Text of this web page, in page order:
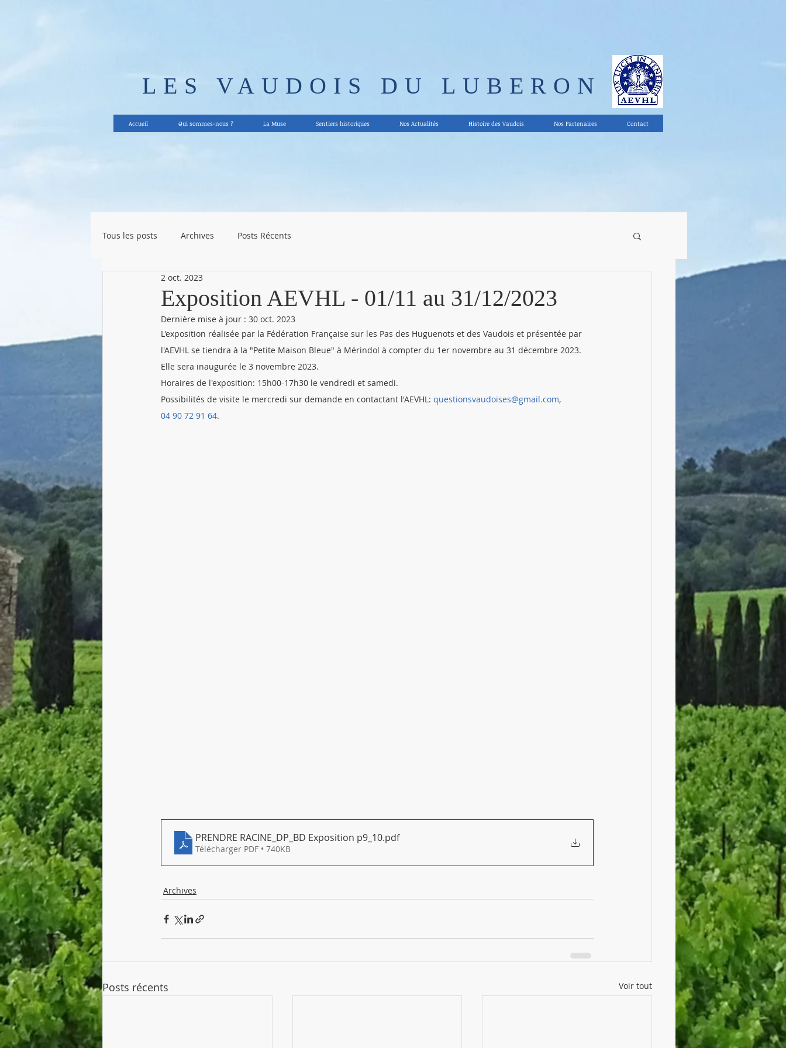
LES VAUDOIS DU LUBERON
Accueil Qui sommes-nous ? La Muse Sentiers historiques Nos Actualités Histoire des Vaudois Nos Partenaires Contact
Tous les posts Archives Posts Récents
Exposition AEVHL - 01/11 au 31/12/2023
2 oct. 2023
Dernière mise à jour : 30 oct. 2023
L'exposition réalisée par la Fédération Française sur les Pas des Huguenots et des Vaudois et présentée par
l'AEVHL se tiendra à la "Petite Maison Bleue" à Mérindol à compter du 1er novembre au 31 décembre 2023.
Elle sera inaugurée le 3 novembre 2023.
Horaires de l'exposition: 15h00-17h30 le vendredi et samedi.
Possibilités de visite le mercredi sur demande en contactant l'AEVHL: questionsvaudoises@gmail.com,
04 90 72 91 64.
PRENDRE RACINE_DP_BD Exposition p9_10.pdf
Télécharger PDF • 740KB
Archives
Posts récents Voir tout